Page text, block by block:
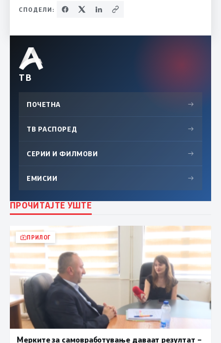
СПОДЕЛИ:
ТВ
ПОЧЕТНА →
ТВ РАСПОРЕД →
СЕРИИ И ФИЛМОВИ →
ЕМИСИИ →
ПРОЧИТАЈТЕ УШТЕ
ПРИЛОГ
Мерките за самовработување даваат резултат –